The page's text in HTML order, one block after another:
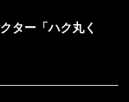
ター「ハク丸く